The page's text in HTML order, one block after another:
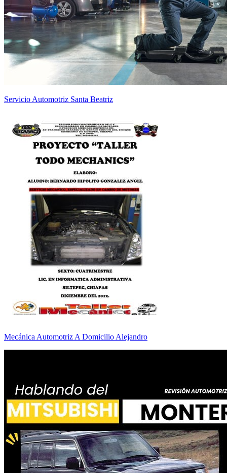
Servicio Automotriz Santa Beatriz
Mecánica Automotriz A Domicilio Alejandro